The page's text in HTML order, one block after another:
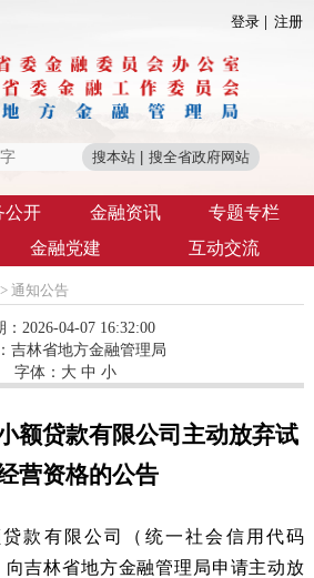
登录 注册
公开 金融资讯
专题专栏
金融党建 互动交流
通知公告
：2026-04-07 16:32:00
吉林省地方金融管理局
字体： 大 中 小
额贷款有限公司主动放弃试
营资格的公告
款有限公司（统一社会信用代码
向吉林省地方金融管理局申请主动放